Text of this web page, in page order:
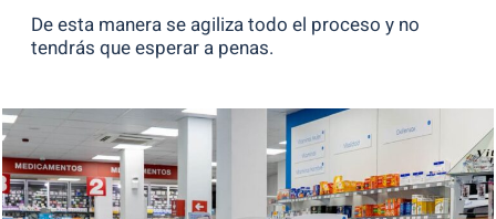
De esta manera se agiliza todo el proceso y no
tendrás que esperar a penas.